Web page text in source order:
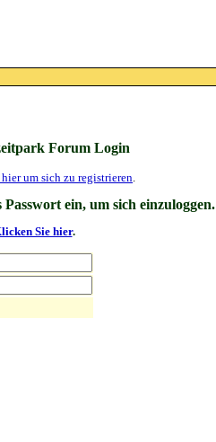
Forum Login
um sich zu registrieren.
ein, um sich einzuloggen.
Sie hier.